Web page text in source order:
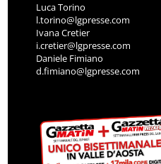
Luca Torino
l.torino@lgpresse.com
Ivana Cretier
i.cretier@lgpresse.com
Daniele Fimiano
d.fimiano@lgpresse.com